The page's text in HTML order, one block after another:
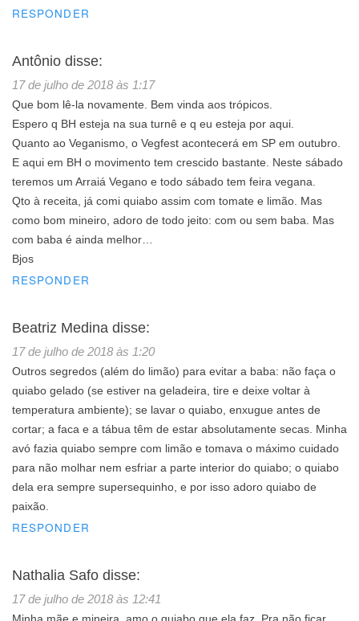
RESPONDER
Antônio disse:
17 de julho de 2018 às 1:17
Que bom lê-la novamente. Bem vinda aos trópicos.
Espero q BH esteja na sua turnê e q eu esteja por aqui.
Quanto ao Veganismo, o Vegfest acontecerá em SP em outubro.
E aqui em BH o movimento tem crescido bastante. Neste sábado
teremos um Arraiá Vegano e todo sábado tem feira vegana.
Qto à receita, já comi quiabo assim com tomate e limão. Mas
como bom mineiro, adoro de todo jeito: com ou sem baba. Mas
com baba é ainda melhor…
Bjos
RESPONDER
Beatriz Medina disse:
17 de julho de 2018 às 1:20
Outros segredos (além do limão) para evitar a baba: não faça o
quiabo gelado (se estiver na geladeira, tire e deixe voltar à
temperatura ambiente); se lavar o quiabo, enxugue antes de
cortar; a faca e a tábua têm de estar absolutamente secas. Minha
avó fazia quiabo sempre com limão e tomava o máximo cuidado
para não molhar nem esfriar a parte interior do quiabo; o quiabo
dela era sempre supersequinho, e por isso adoro quiabo de
paixão.
RESPONDER
Nathalia Safo disse:
17 de julho de 2018 às 12:41